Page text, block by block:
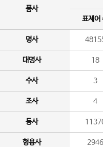
품사
표제어
명사
대명사 18
수사 3
조사 4
동사
형용사 2946